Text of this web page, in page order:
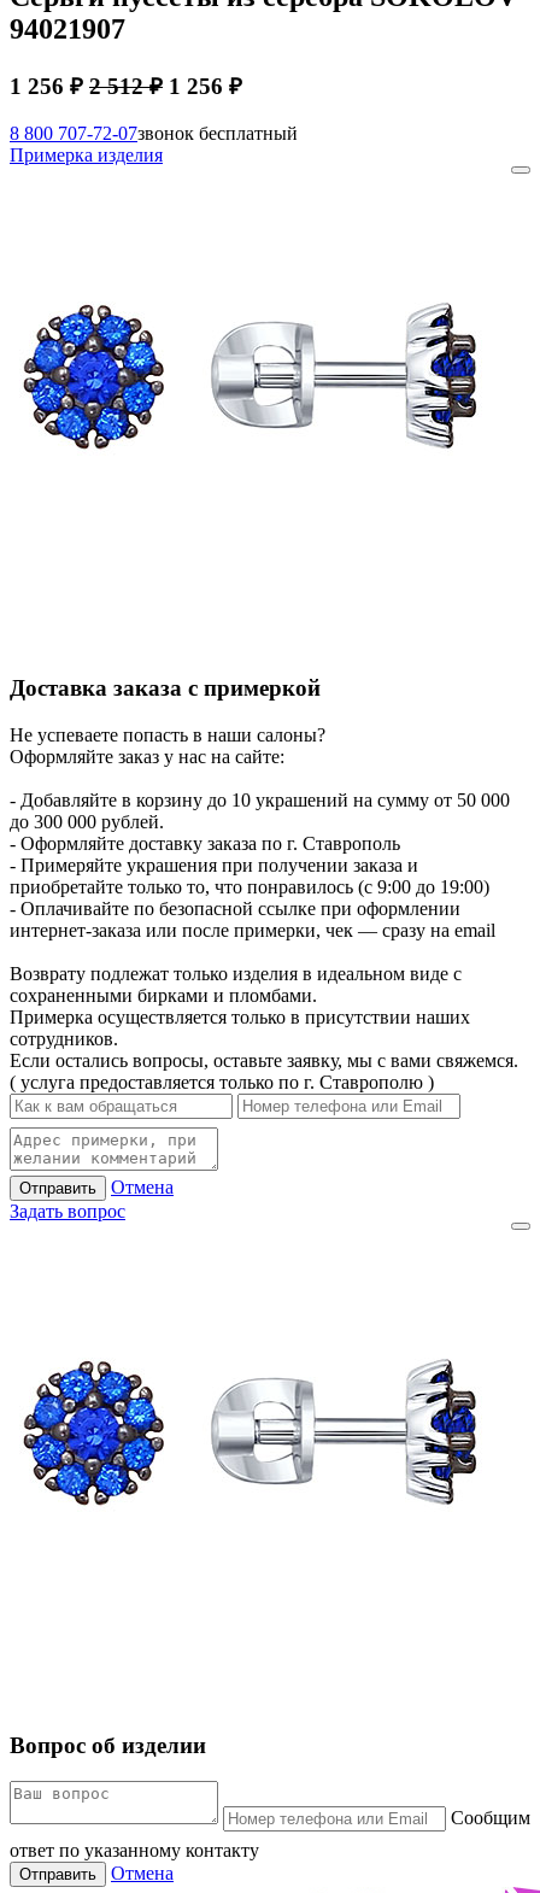
94021907
1 256 ₽ 2 512 ₽ 1 256 ₽
8 800 707-72-07звонок бесплатный
Примерка изделия
Доставка заказа с примеркой
Не успеваете попасть в наши салоны?
Оформляйте заказ у нас на сайте:
- Добавляйте в корзину до 10 украшений на сумму от 50 000
до 300 000 рублей.
- Оформляйте доставку заказа по г. Ставрополь
- Примеряйте украшения при получении заказа и
приобретайте только то, что понравилось (с 9:00 до 19:00)
- Оплачивайте по безопасной ссылке при оформлении
интернет-заказа или после примерки, чек — сразу на email
Возврату подлежат только изделия в идеальном виде с
сохраненными бирками и пломбами.
Примерка осуществляется только в присутствии наших
сотрудников.
Если остались вопросы, оставьте заявку, мы с вами свяжемся.
( услуга предоставляется только по г. Ставрополю )
Отправить
Отмена
Задать вопрос
Вопрос об изделии
Сообщим
ответ по указанному контакту
Отправить Отмена